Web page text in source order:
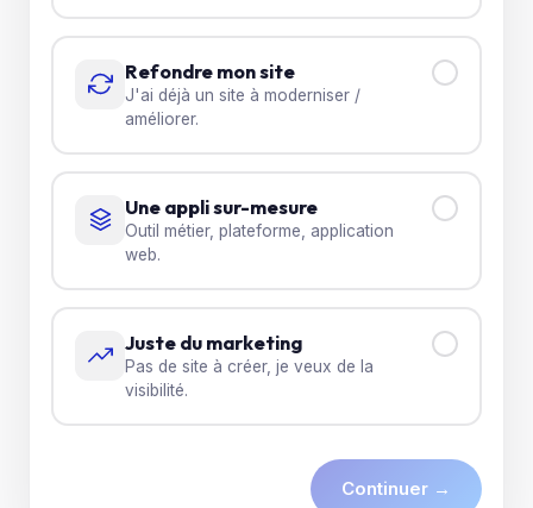
Refondre mon site
J'ai déjà un site à moderniser /
améliorer.
Une appli sur-mesure
Outil métier, plateforme, application
web.
Juste du marketing
Pas de site à créer, je veux de la
visibilité.
Continuer →